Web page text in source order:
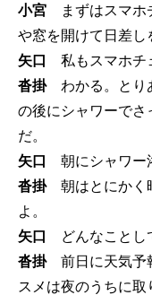
小宮
まずはスマ
や窓を開けて日差し
矢口 私もスマホチ
沓掛 わかる。とり
の後にシャワーでさ
だ。
矢口 朝にシャワー
沓掛 朝はとにかく
よ。
矢口
どんなことし
沓掛 前日に天気予
スメは夜のうちに取